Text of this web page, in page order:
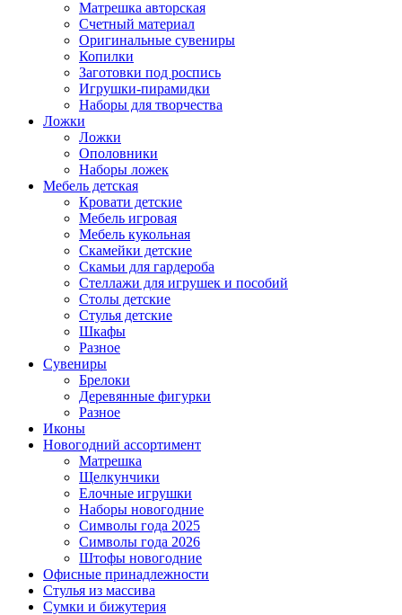
Матрешка авторская
Счетный материал
Оригинальные сувениры
Копилки
Заготовки под роспись
Игрушки-пирамидки
Наборы для творчества
Ложки
Ложки
Ополовники
Наборы ложек
Мебель детская
Кровати детские
Мебель игровая
Мебель кукольная
Скамейки детские
Скамьи для гардероба
Стеллажи для игрушек и пособий
Столы детские
Стулья детские
Шкафы
Разное
Сувениры
Брелоки
Деревянные фигурки
Разное
Иконы
Новогодний ассортимент
Матрешка
Щелкунчики
Елочные игрушки
Наборы новогодние
Символы года 2025
Символы года 2026
Штофы новогодние
Офисные принадлежности
Стулья из массива
Сумки и бижутерия